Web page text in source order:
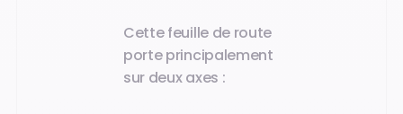
Cette feuille de route
porte principalement
sur deux axes :